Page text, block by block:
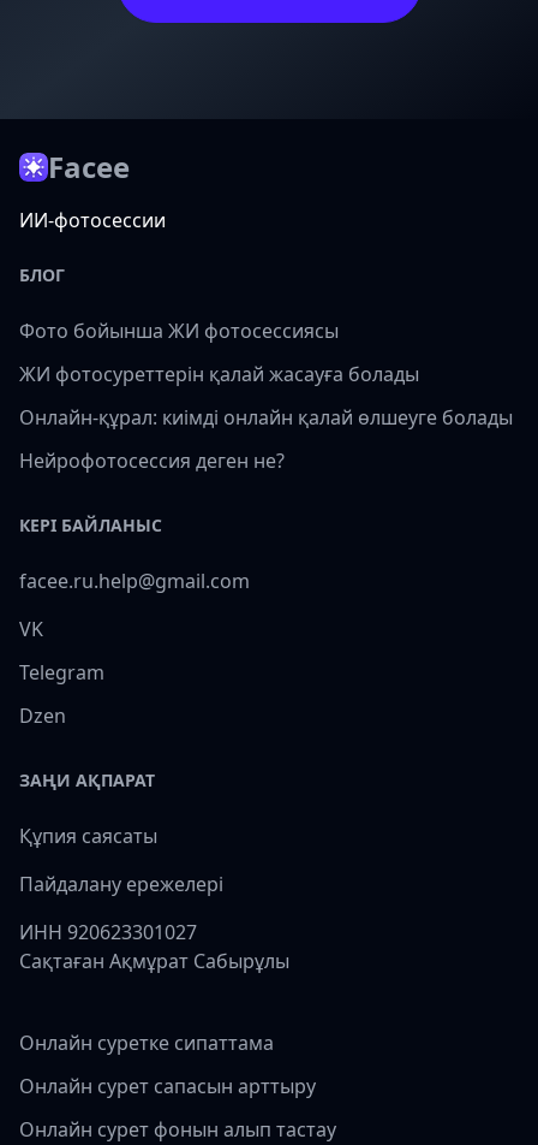
Facee
ИИ-фотосессии
БЛОГ
Фото бойынша ЖИ фотосессиясы
ЖИ фотосуреттерін қалай жасауға болады
Онлайн-құрал: киімді онлайн қалай өлшеуге болады
Нейрофотосессия деген не?
КЕРІ БАЙЛАНЫС
facee.ru.help@gmail.com
VK
Telegram
Dzen
ЗАҢИ АҚПАРАТ
Құпия саясаты
Пайдалану ережелері
ИНН 920623301027
Сақтаған Ақмұрат Сабырұлы
Онлайн суретке сипаттама
Онлайн сурет сапасын арттыру
Онлайн сурет фонын алып тастау